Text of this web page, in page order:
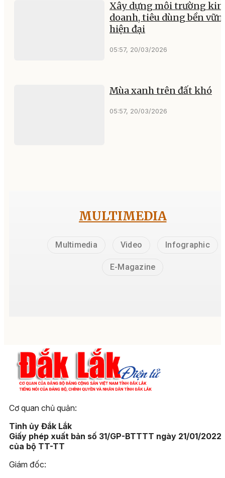
Xây dựng môi trường
doanh, tiêu dùng bền
hiện đại
05:57, 20/03/2026
Mùa xanh trên đất khó
05:57, 20/03/2026
MULTIMEDIA
Multimedia Video Infographic
E-Magazine
Cơ quan chủ quản:
Tỉnh ủy Đắk Lắk
Giấy phép xuất bản số 31/GP-BTTTT ngày 21/01/2022
của bộ TT-TT
Giám đốc: